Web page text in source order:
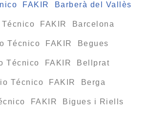
FAKIR Barberà del Vallès
Técnico FAKIR Barcelona
Técnico FAKIR Begues
Técnico FAKIR Bellprat
Técnico FAKIR Berga
FAKIR Bigues i Riells